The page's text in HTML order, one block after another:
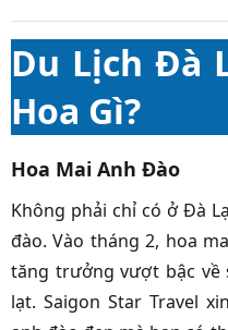
Du Lịch Đà
Hoa Gì?
Hoa Mai Anh Đào
Không phải chỉ có ở Đà
đào. Vào tháng 2, hoa
tăng trưởng vượt bậc về
lạt. Saigon Star Travel